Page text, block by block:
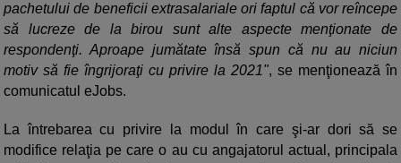
pachetului de beneficii extrasalariale ori faptul că vor reîncepe
să lucreze de la birou sunt alte aspecte menţionate de
respondenţi. Aproape jumătate însă spun că nu au niciun
motiv să fie îngrijoraţi cu privire la 2021", se menţionează în
comunicatul eJobs.
La întrebarea cu privire la modul în care şi-ar dori să se
modifice relaţia pe care o au cu angajatorul actual, principala